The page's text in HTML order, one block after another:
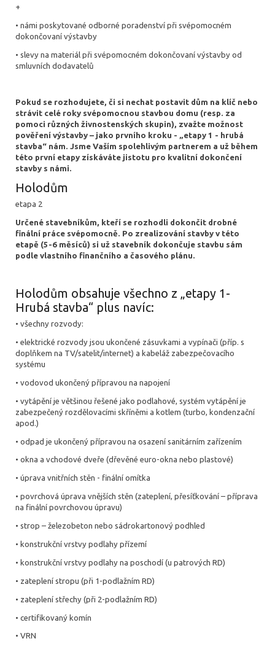
+
• námi poskytované odborné poradenství při svépomocném
dokončovaní výstavby
• slevy na materiál při svépomocném dokončovaní výstavby od
smluvních dodavatelů
Pokud se rozhodujete, či si nechat postavit dům na klíč nebo
strávit celé roky svépomocnou stavbou domu (resp. za
pomoci různých živnostenských skupin), zvažte možnost
pověření výstavby – jako prvního kroku - „etapy 1 - hrubá
stavba“ nám. Jsme Vaším spolehlivým partnerem a už během
této první etapy získáváte jistotu pro kvalitní dokončení
stavby s námi.
Holodům
etapa 2
Určené stavebníkům, kteří se rozhodli dokončit drobné
finální práce svépomocně. Po zrealizování stavby v této
etapě (5-6 měsíců) si už stavebník dokončuje stavbu sám
podle vlastního finančního a časového plánu.
Holodům obsahuje všechno z „etapy 1-
Hrubá stavba“ plus navíc:
• všechny rozvody:
• elektrické rozvody jsou ukončené zásuvkami a vypínači (příp. s
doplňkem na TV/satelit/internet) a kabeláž zabezpečovacího
systému
• vodovod ukončený přípravou na napojení
• vytápění je většinou řešené jako podlahové, systém vytápění je
zabezpečený rozdělovacími skříněmi a kotlem (turbo, kondenzační
apod.)
• odpad je ukončený přípravou na osazení sanitárním zařízením
• okna a vchodové dveře (dřevěné euro-okna nebo plastové)
• úprava vnitřních stěn - finální omítka
• povrchová úprava vnějších stěn (zateplení, přesíťkování – příprava
na finální povrchovou úpravu)
• strop – železobeton nebo sádrokartonový podhled
• konstrukční vrstvy podlahy přízemí
• konstrukční vrstvy podlahy na poschodí (u patrových RD)
• zateplení stropu (při 1-podlažním RD)
• zateplení střechy (při 2-podlažním RD)
• certifikovaný komín
• VRN